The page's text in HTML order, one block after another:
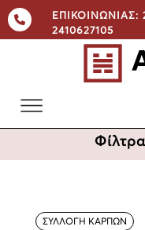
ΕΠΙΚΟΙΝΩΝΙΑΣ:
2410627105
ΣΥΛΛΟΓΗ ΚΑΡΠΩΝ